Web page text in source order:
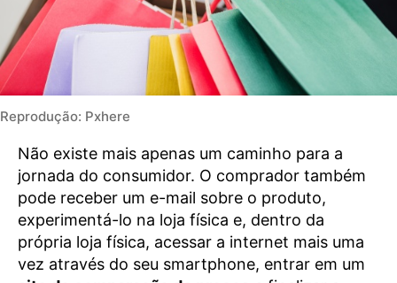
Reprodução: Pxhere
Não existe mais apenas um caminho para a
jornada do consumidor. O comprador também
pode receber um e-mail sobre o produto,
experimentá-lo na loja física e, dentro da
própria loja física, acessar a internet mais uma
vez através do seu smartphone, entrar em um